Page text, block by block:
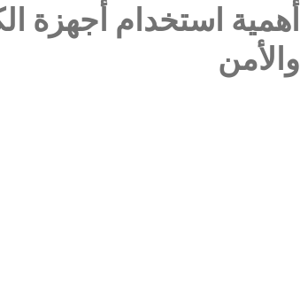
أهمية استخدام
والأمن